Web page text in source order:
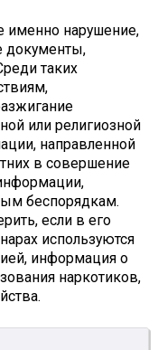
именно нарушение,
документы,
таких
или религиозной
направленной
в совершение
беспорядкам.
если в его
используются
информация о
наркотиков,